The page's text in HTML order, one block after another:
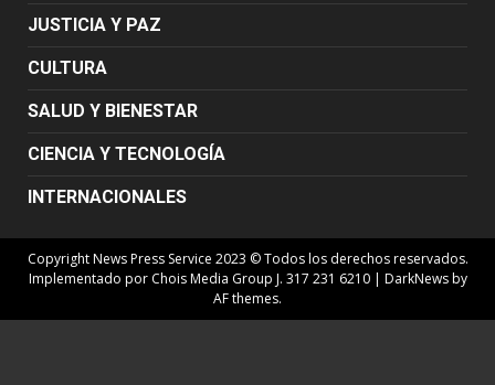
JUSTICIA Y PAZ
CULTURA
SALUD Y BIENESTAR
CIENCIA Y TECNOLOGÍA
INTERNACIONALES
Copyright News Press Service 2023 © Todos los derechos reservados.
Implementado por Chois Media Group J. 317 231 6210 | DarkNewsby
AF themes.